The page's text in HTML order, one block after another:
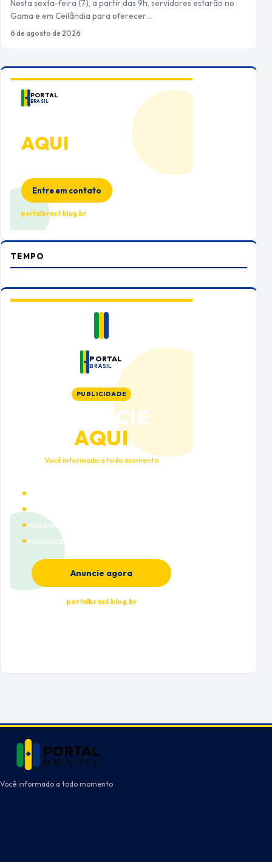
Nesta sexta-feira (7), a partir das 9h, servidores estarão no
Gama e em Ceilândia para oferecer…
6 de agosto de 2026
PORTAL
BRASIL
AQUI
Entre em contato
portalbrasil.blog.br
TEMPO
PORTAL
BRASIL
PUBLICIDADE
ANUNCIE
AQUI
Você informado a todo momento
Múltiplas categorias
Visibilidade premium
Anuncie agora
portalbrasil.blog.br
Você informado a todo momento